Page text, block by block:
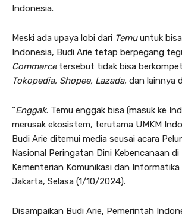
Indonesia.
Meski ada upaya lobi dari Temuuntuk
Indonesia, Budi Arie tetap berpegang
Commercetersebut tidak bisa
Tokopedia, Shopee, Lazada, dan lainnya
“Enggak. Temu enggak bisa (masuk ke
merusak ekosistem, terutama UMKM
Budi Arie ditemui media seusai acara
Nasional Peringatan Dini Kebencanaan
Kementerian Komunikasi dan
Jakarta, Selasa (1/10/2024).
Disampaikan Budi Arie, Pemerintah